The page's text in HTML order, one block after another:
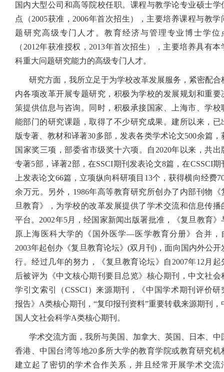
国内大型公司和高等院校任职。课程与教学论专业硕士学
点（2005获准， 2006年首次招生），主要培养课程与教学
题研究高级专门人才。教育经济与管理专业博士学位
（2012年获准授权，2013年首次招生），主要培养具有本
科重大问题研究能力的高级专门人才。
研究方面，我所立足于为学校改革发展服务，紧密配合
内各项改革开展专题研究，积极为学校的发展规划和重要
策提供信息与咨询。同时，积极承接国家、上海市、学校
能部门的研究课题，取得了不少研究成果。建所以来，已
版专著、教材和译著30多部，发表各类学术论文500余篇，
国家奖三项，部委省市级奖十六项。自 2020年以来，共出
专著5部，译著2部，在SSCI期刊发表论文8篇，在CSSCI期
上发表论文66篇，立项纵向科研项目 13个，获得横向经费
余万元。
另外， 1986年高等教育研究所创办了内部刊物《
旦教育》，为学校的改革发展提供了学术交流和信息传播
平台。 2002年5月，经国家新闻出版署批准，《复旦教育》
原上海医科大学的《国外医学—医学教育分册》合并，
2003年起创办《复旦教育论坛》 (双月刊) ，面向国内外公开
行。经过几年的努力，《复旦教育论坛》自 2007年12 月起
后被评为《中文核心期刊要目总览》核心期刊，中文社会
学引文索引（CSSCI）来源期刊，《中国学术期刊评价研
报告》A类核心期刊，“复印报刊资料”重要转载来源期刊，
国人文社会科学A类核心期刊。
学术交流方面，我所与美国、加拿大、英国、日本、中
香港、中国台湾等地20多所大学的教育学院或教育研究机
建立起了密切的学术合作关系，并且经常开展学术交流